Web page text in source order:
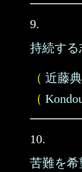
9.
持続する
（ 近藤
（
10.
苦難を希